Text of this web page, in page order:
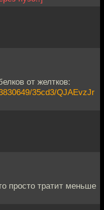
от желтков:
35cd3/QJAEvzJr
просто тратит меньше